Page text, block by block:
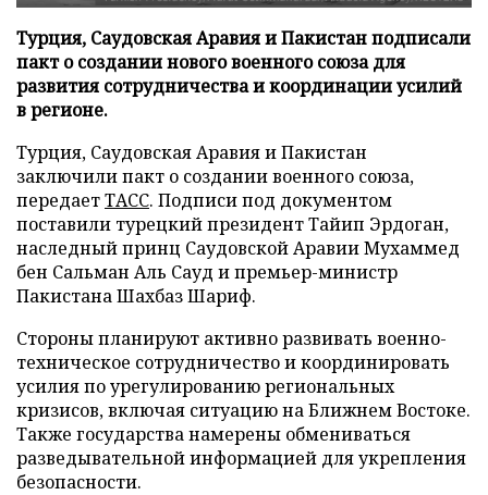
Турция, Саудовская Аравия и Пакистан подписали
пакт о создании нового военного союза для
развития сотрудничества и координации усилий
в регионе.
Турция, Саудовская Аравия и Пакистан
заключили пакт о создании военного союза,
передаетТАСС. Подписи под документом
поставили турецкий президент Тайип Эрдоган,
наследный принц Саудовской Аравии Мухаммед
бен Сальман Аль Сауд и премьер-министр
Пакистана Шахбаз Шариф.
Стороны планируют активно развивать военно-
техническое сотрудничество и координировать
усилия по урегулированию региональных
кризисов, включая ситуацию на Ближнем Востоке.
Также государства намерены обмениваться
разведывательной информацией для укрепления
безопасности.